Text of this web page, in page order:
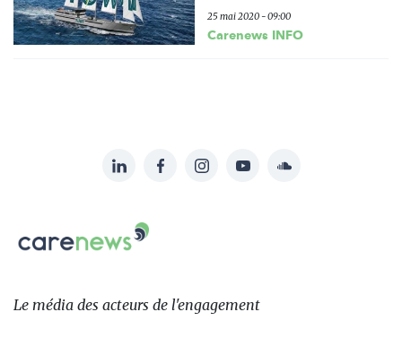
25 mai 2020 - 09:00
Carenews INFO
sur:
LinkedInFacebookInstagramYouTubeSoundcloud
Carenews,
Le
des
Le média des acteurs de l'engagement